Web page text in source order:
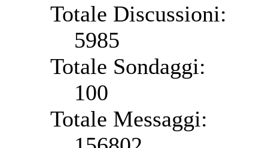
Totale Discussioni:
5985
Totale Sondaggi:
100
Totale Messaggi: